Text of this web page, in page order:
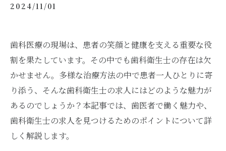
2024/11/01
歯科医療の現場は、患者の笑顔と健康を支える重要な役
割を果たしています。その中でも歯科衛生士の存在は欠
かせません。多様な治療方法の中で患者一人ひとりに寄
り添う、そんな歯科衛生士の求人にはどのような魅力が
あるのでしょうか？本記事では、歯医者で働く魅力や、
歯科衛生士の求人を見つけるためのポイントについて詳
しく解説します。